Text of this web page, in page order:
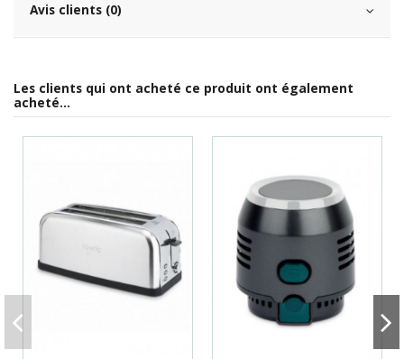
Avis clients (0)
Les clients qui ont acheté ce produit ont également
acheté...